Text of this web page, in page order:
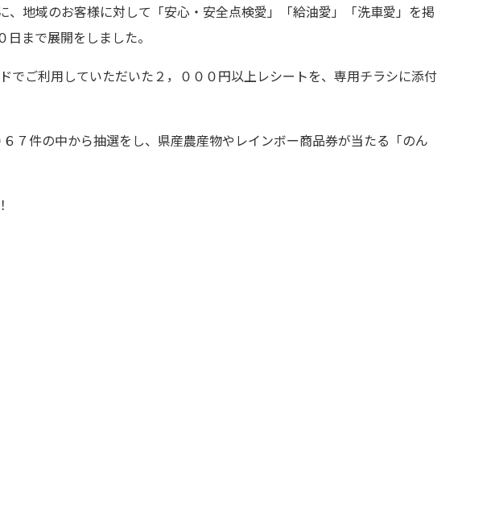
地域のお客様に対して「安心・安全点検愛」「給油愛」「洗車愛」を掲
まで展開をしました。
ご利用していただいた２，０００円以上レシートを、専用チラシに添付
７件の中から抽選をし、県産農産物やレインボー商品券が当たる「のん